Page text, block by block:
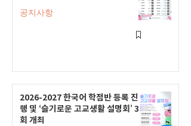
공지사항
2026-2027 한국어 학점반 등록 진
행 및 ‘슬기로운 고교생활 설명회’ 3
회 개최